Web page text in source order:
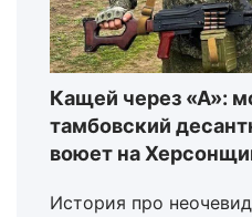
Кащей через «А»:
тамбовский
воюет на
История про